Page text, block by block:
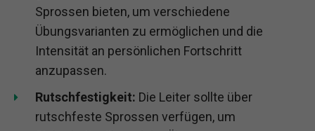
Sprossen bieten, um verschiedene
Übungsvarianten zu ermöglichen und die
Intensität an persönlichen Fortschritt
anzupassen.
Rutschfestigkeit: Die Leiter sollte über
rutschfeste Sprossen verfügen, um